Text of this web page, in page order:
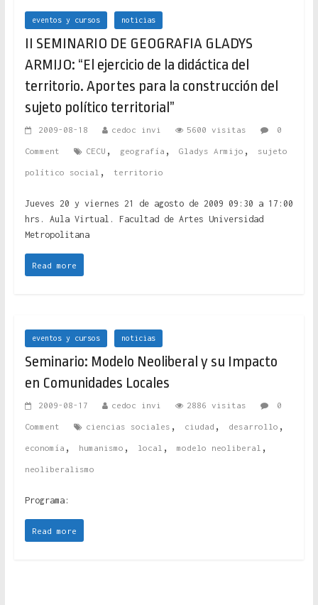
eventos y cursos noticias
II SEMINARIO DE GEOGRAFIA GLADYS
ARMIJO: “El ejercicio de la didáctica del
territorio. Aportes para la construcción del
sujeto político territorial”
2009-08-18 cedoc invi 5600 visitas 0
Comment CECU , geografía , Gladys Armijo , sujeto
político social , territorio
Jueves 20 y viernes 21 de agosto de 2009 09:30 a 17:00
hrs. Aula Virtual. Facultad de Artes Universidad
Metropolitana
Read more
eventos y cursos noticias
Seminario: Modelo Neoliberal y su Impacto
en Comunidades Locales
2009-08-17 cedoc invi 2886 visitas 0
Comment ciencias sociales , ciudad , desarrollo ,
economía , humanismo , local , modelo neoliberal ,
neoliberalismo
Programa:
Read more